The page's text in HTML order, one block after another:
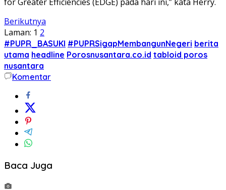
Berikutnya
Laman: 1 2
#PUPR_BASUKI #PUPRSigapMembangunNegeri berita
utama headline Porosnusantara.co.id tabloid poros
nusantara
Komentar
Baca Juga